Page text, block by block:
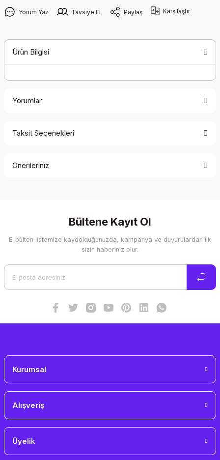
Yorum Yaz Tavsiye Et Paylaş Karşılaştır
Ürün Bilgisi
Yorumlar
Taksit Seçenekleri
Önerileriniz
Görüş ve önerileriniz için teşekkür ederiz.
Ürün resmi kalitesiz, bozuk veya görüntülenemiyor.
Bültene Kayıt Ol
E-bülten listemize kaydolduğunuzda, kampanya ve duyurulardan ilk
sizin haberiniz olur.
Kurumsal
Alışveriş
Üyelik